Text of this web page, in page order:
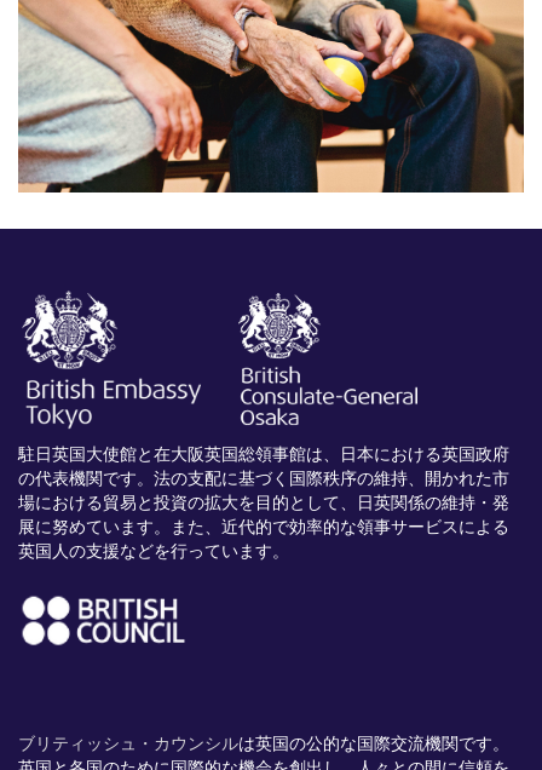
駐日英国大使館と在大阪英国総領事館は、日本における英国政府
の代表機関です。法の支配に基づく国際秩序の維持、開かれた市
場における貿易と投資の拡大を目的として、日英関係の維持・発
展に努めています。また、近代的で効率的な領事サービスによる
英国人の支援などを行っています。
ブリティッシュ・カウンシルは英国の公的な国際交流機関です。